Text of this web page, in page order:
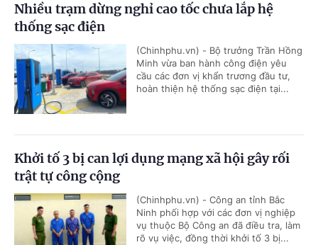
Nhiều trạm dừng nghỉ cao tốc chưa lắp hệ
thống sạc điện
(Chinhphu.vn) - Bộ trưởng Trần Hồng
Minh vừa ban hành công điện yêu
cầu các đơn vị khẩn trương đầu tư,
hoàn thiện hệ thống sạc điện tại...
Khởi tố 3 bị can lợi dụng mạng xã hội gây rối
trật tự công cộng
(Chinhphu.vn) - Công an tỉnh Bắc
Ninh phối hợp với các đơn vị nghiệp
vụ thuộc Bộ Công an đã điều tra, làm
rõ vụ việc, đồng thời khởi tố 3 bị...